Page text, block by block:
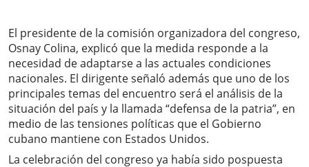
El presidente de la comisión organizadora del congreso,
Osnay Colina, explicó que la medida responde a la
necesidad de adaptarse a las actuales condiciones
nacionales. El dirigente señaló además que uno de los
principales temas del encuentro será el análisis de la
situación del país y la llamada “defensa de la patria”, en
medio de las tensiones políticas que el Gobierno
cubano mantiene con Estados Unidos.
La celebración del congreso ya había sido pospuesta